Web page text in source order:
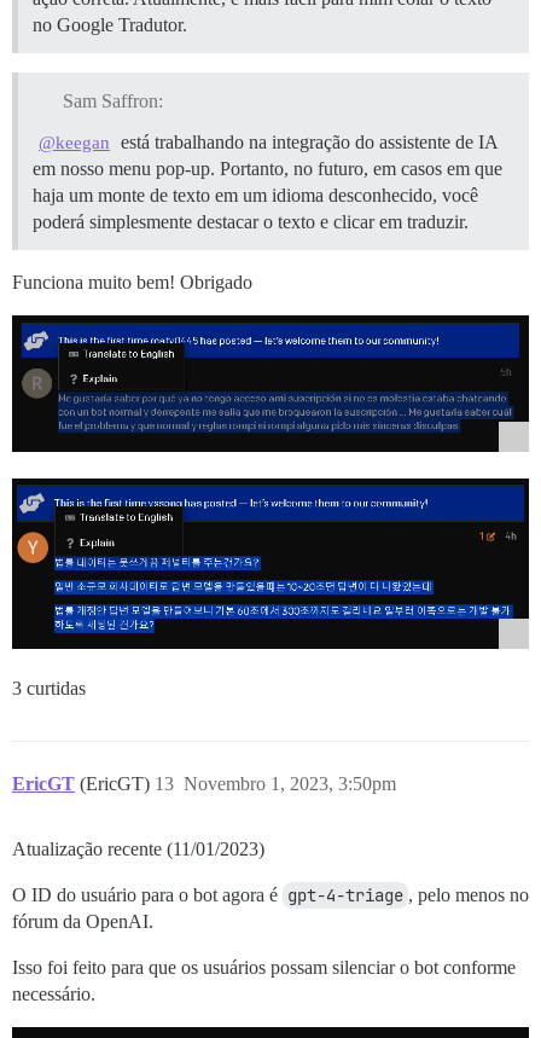
no Google Tradutor.
Sam Saffron:
@keegan
está trabalhando na integração do assistente de IA
em nosso menu pop-up. Portanto, no futuro, em casos em que
haja um monte de texto em um idioma desconhecido, você
poderá simplesmente destacar o texto e clicar em traduzir.
Funciona muito bem! Obrigado
3 curtidas
EricGT (EricGT) Novembro 1, 2023, 3:50pm
13
Atualização recente (11/01/2023)
O ID do usuário para o bot agora é gpt-4-triage , pelo menos no
fórum da OpenAI.
Isso foi feito para que os usuários possam silenciar o bot conforme
necessário.